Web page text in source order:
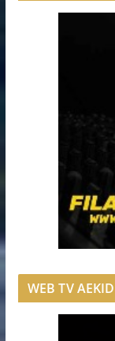
WEB TV